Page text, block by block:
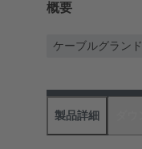
概要
ケーブルグランド
製品詳細